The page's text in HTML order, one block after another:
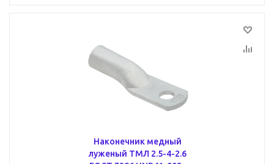
Наконечник медный
луженый ТМЛ 2.5-4-2.6